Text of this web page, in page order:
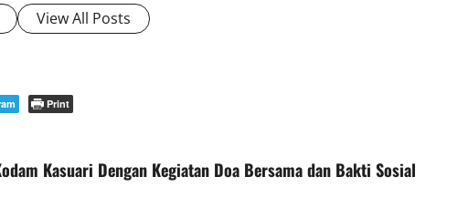
View All Posts
Print
Kasuari Dengan Kegiatan Doa Bersama dan Bakti Sosial